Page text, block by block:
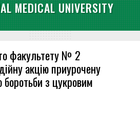
MEDICAL UNIVERSITY
факультету № 2
акцію приурочену
з цукровим